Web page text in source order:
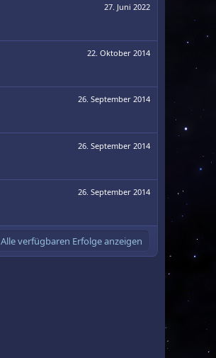
27. Juni 2022
22. Oktober 2014
26. September 2014
26. September 2014
26. September 2014
Alle verfügbaren Erfolge anzeigen